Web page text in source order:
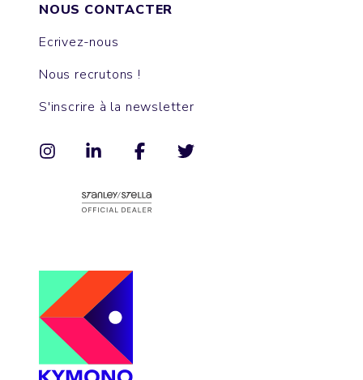
NOUS CONTACTER
Ecrivez-nous
Nous recrutons !
S'inscrire à la newsletter